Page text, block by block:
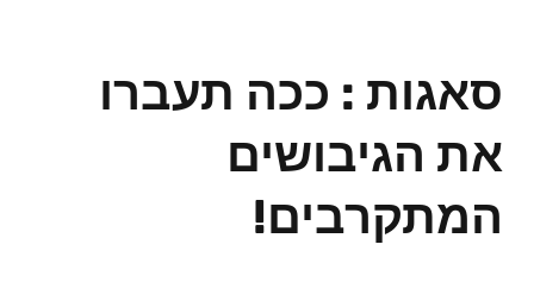
סאגות : ככה תעברו
את הגיבושים
המתקרבים!